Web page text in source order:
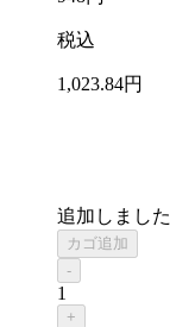
税込
1,023.84円
追加しました
カゴ追加
-
1
+